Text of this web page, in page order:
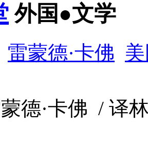
外国●文学
雷蒙德·卡佛
德·卡佛 / 译